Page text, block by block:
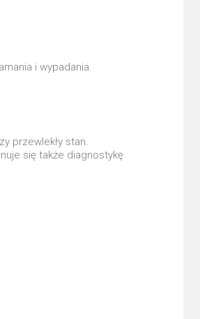
i wypadania.
przewlekły stan.
się także diagnostykę